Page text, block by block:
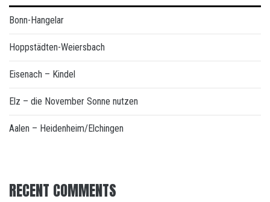
Bonn-Hangelar
Hoppstädten-Weiersbach
Eisenach – Kindel
Elz – die November Sonne nutzen
Aalen – Heidenheim/Elchingen
RECENT COMMENTS